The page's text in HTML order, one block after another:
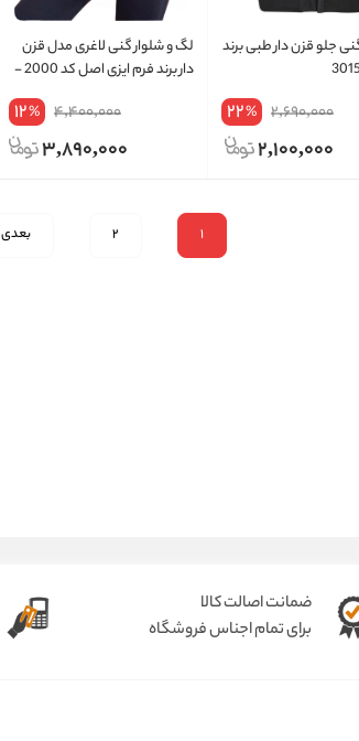
جلو قزن دار طبی برند
2,690,000
22%
2,100,000
لگ و شلوار گنی لاغری مدل قزن
دار برند فرم ایزی اصل کد 2000 -
4,400,000
12%
3,890,000
1
2 بعدی
ضمانت اصالت کالا
برای تمام اجناس فروشگاه